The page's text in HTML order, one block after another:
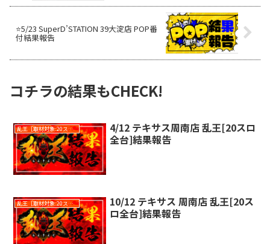
⭐️5/23 SuperD’STATION 39大淀店 POP番
付結果報告
コチラの結果もCHECK!
乱王［取材対象:20スロ全台］
4/12 テキサス周南店 乱王[20スロ
全台]結果報告
乱王［取材対象:20スロ全台］
10/12 テキサス 周南店 乱王[20ス
ロ全台]結果報告